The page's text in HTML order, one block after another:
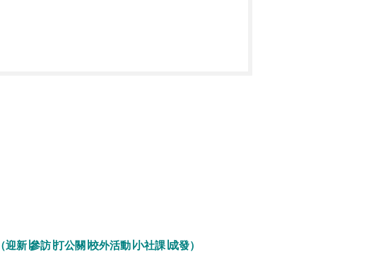
（迎新∣參訪∣打公關∣校外活動∣小社課∣成發）